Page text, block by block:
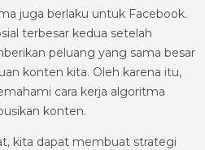
juga berlaku untuk Facebook.
terbesar kedua setelah
peluang yang sama besar
konten kita. Oleh karena itu,
cara kerja algoritma
konten.
kita dapat membuat strategi